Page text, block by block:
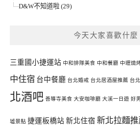
D&W不知道啦 (29)
今天大家喜歡什麼
三重國小捷運站 中和排隊美食 中和餐廳 中壢燒
中住宿 台中餐廳 台北婚戒 台北居酒屋推薦 台
北酒吧 善導寺美食 大安咖啡廳 大溪一日遊 好
墟景點 捷運板橋站 新北住宿 新北拉麵推